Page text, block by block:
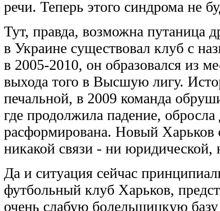
речи. Теперь этого синдрома не
Тут, правда, возможна путаница
в Украине существовал клуб с
в 2005-2010, он образовался из
выхода того в Высшую лигу.
печальной, в 2009 команда
где продолжила падение,
расформирована. Новый Харьков
никакой связи - ни юридической,
Да и ситуация сейчас
футбольный клуб Харьков,
очень слабую болельщицкую